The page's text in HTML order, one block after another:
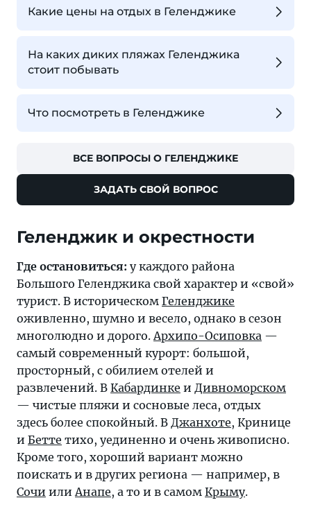
Какие цены на отдых в Геленджике
На каких диких пляжах Геленджика
стоит побывать
Что посмотреть в Геленджике
ВСЕ ВОПРОСЫ О ГЕЛЕНДЖИКЕ
ЗАДАТЬ СВОЙ ВОПРОС
Где остановиться: у каждого района
Большого Геленджика свой характер и «свой»
турист. В историческом Геленджике
оживленно, шумно и весело, однако в сезон
многолюдно и дорого.Архипо-Осиповка —
самый современный курорт: большой,
просторный, с обилием отелей и
развлечений. В Кабардинке и Дивноморском
— чистые пляжи и сосновые леса, отдых
здесь более спокойный. В Джанхоте, Кринице
и Бетте тихо, уединенно и очень живописно.
Кроме того, хороший вариант можно
поискать и в других региона — например, в
Сочи илиАнапе, а то и в самом Крыму.